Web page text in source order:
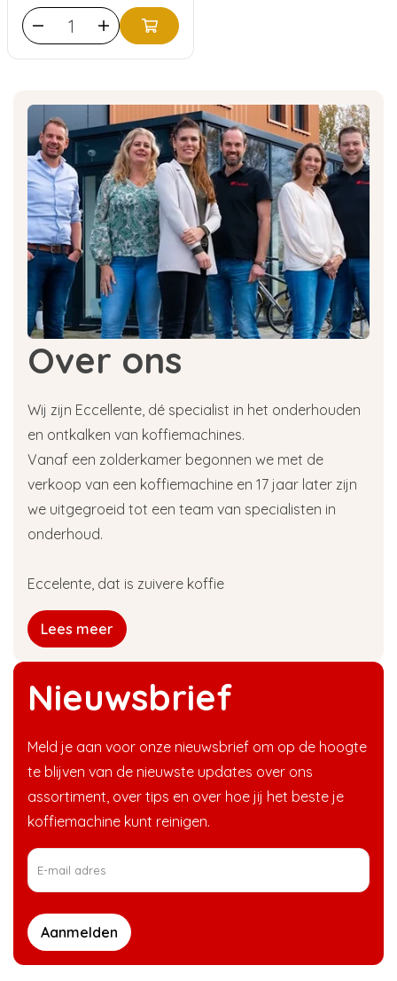
Nieuwsbrief
Meld je aan voor onze nieuwsbrief om op de hoogte
te blijven van de nieuwste updates over ons
assortiment, over tips en over hoe jij het beste je
koffiemachine kunt reinigen.
Aanmelden
Over ons
Wij zijn Eccellente, dé specialist in het onderhouden
en ontkalken van koffiemachines.
Vanaf een zolderkamer begonnen we met de
verkoop van een koffiemachine en 17 jaar later zijn
we uitgegroeid tot een team van specialisten in
onderhoud.
Eccelente, dat is zuivere koffie
Lees meer